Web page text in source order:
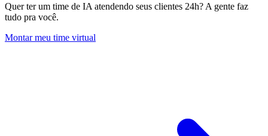
Quer ter um time de IA atendendo seus clientes 24h? A gente faz
tudo pra você.
Montar meu time virtual